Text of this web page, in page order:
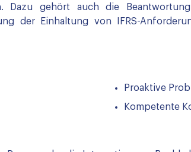
Dazu gehört auch die
der Einhaltung von IFRS-
Proaktive
Kompetente